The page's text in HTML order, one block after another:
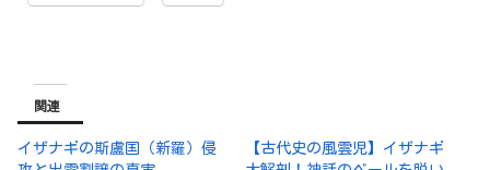
関連
イザナギの斯盧国（新羅）侵
【古代史の風雲児】イザナギ